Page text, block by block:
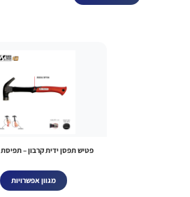
פטיש תפסן ידית קרבון – תפיסת יד כפולה
מגוון אפשרויות